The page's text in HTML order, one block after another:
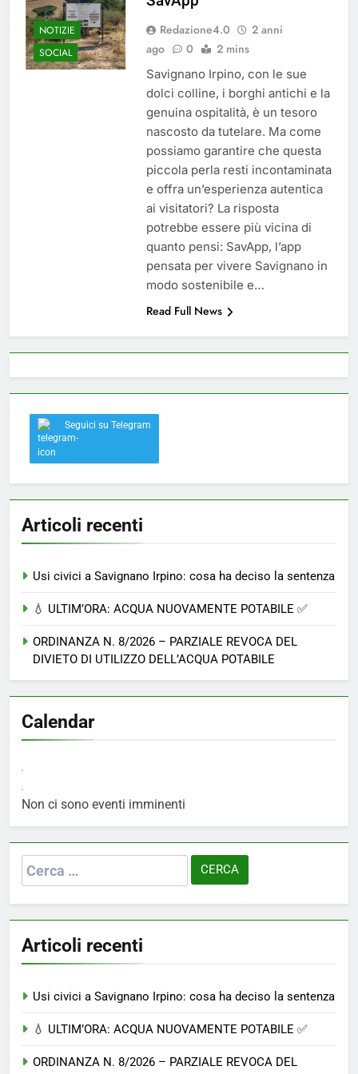
del 26 Marzo 2026
4 Mesi Ago
Mangiaplastica: Più ricicli, più
risparmi!
10 Mesi Ago
Postamat chiuso di notte a
Savignano: misura anti-rapina
fino alle 8:30
11 Mesi Ago
💡 Savignano 4.0 si rinnova: scopri
la nuova grafica del blog dedicato
al futuro del nostro paese
1 Anno Ago
🌤️ Nuova Webcam Live per il
Meteo a Savignano Irpino!
2 Anni Ago
Test IT-alert l’11 ottobre:
messaggio sui cellulari anche a
Savignano
2 Anni Ago
NOTIZIE
SOCIAL
Redazione4.0
2 anni
ago
0 2 mins
Savignano Irpino, con le sue
dolci colline, i borghi antichi e la
genuina ospitalità, è un tesoro
nascosto da tutelare. Ma come
possiamo garantire che questa
piccola perla resti incontaminata
e offra un’esperienza autentica
ai visitatori? La risposta
potrebbe essere più vicina di
quanto pensi: SavApp, l’app
pensata per vivere Savignano in
modo sostenibile e…
Read Full News
Seguici su Telegram
Articoli recenti
Usi civici a Savignano Irpino: cosa ha deciso la sentenza
💧 ULTIM’ORA: ACQUA NUOVAMENTE POTABILE ✅
ORDINANZA N. 8/2026 – PARZIALE REVOCA DEL
DIVIETO DI UTILIZZO DELL’ACQUA POTABILE
Calendar
Non ci sono eventi imminenti
Ricerca
per:
Articoli recenti
Usi civici a Savignano Irpino: cosa ha deciso la sentenza
💧 ULTIM’ORA: ACQUA NUOVAMENTE POTABILE ✅
ORDINANZA N. 8/2026 – PARZIALE REVOCA DEL